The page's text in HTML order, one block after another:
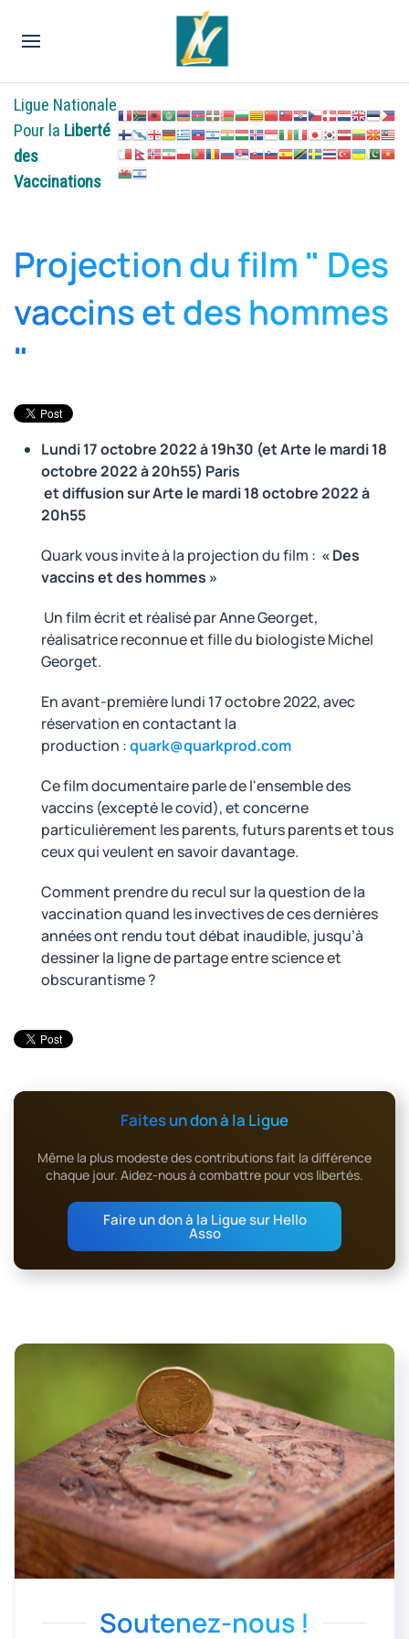
Ligue Nationale
Pour la Liberté
des
Vaccinations
Projection du film " Des
vaccins et des hommes
"
Lundi 17 octobre 2022 à 19h30 (et Arte le mardi 18
octobre 2022 à 20h55) Paris
et diffusion sur Arte le mardi 18 octobre 2022 à
20h55
Quark vous invite à la projection du film : « Des
vaccins et des hommes »
Un film écrit et réalisé par Anne Georget,
réalisatrice reconnue et fille du biologiste Michel
Georget.
En avant-première lundi 17 octobre 2022, avec
réservation en contactant la
production :quark@quarkprod.com
Ce film documentaire parle de l'ensemble des
vaccins (excepté le covid), et concerne
particulièrement les parents, futurs parents et tous
ceux qui veulent en savoir davantage.
Comment prendre du recul sur la question de la
vaccination quand les invectives de ces dernières
années ont rendu tout débat inaudible, jusqu’à
dessiner la ligne de partage entre science et
obscurantisme ?
Faites un don à la Ligue
Même la plus modeste des contributions fait la différence
chaque jour. Aidez-nous à combattre pour vos libertés.
Faire un don à la Ligue sur Hello
Asso
Soutenez-nous !